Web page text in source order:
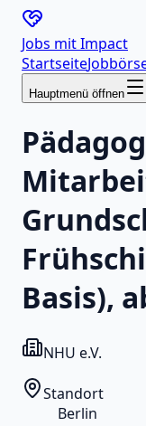
Jobs mitImpact
Startseite
Hauptmenü öffnen
Basis),
NHU e.V.
Standort
Berlin